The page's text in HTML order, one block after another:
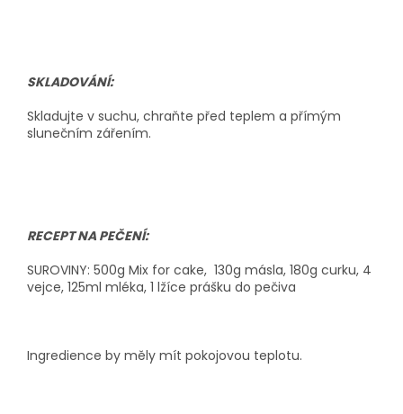
SKLADOVÁNÍ:
Skladujte v suchu, chraňte před teplem a přímým
slunečním zářením.
RECEPT NA PEČENÍ:
SUROVINY: 500g Mix for cake, 130g másla, 180g curku, 4
vejce, 125ml mléka, 1 lžíce prášku do pečiva
Ingredience by měly mít pokojovou teplotu.